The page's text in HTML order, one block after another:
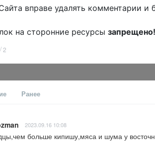
вправе удалять комментарии и
на сторонние ресурсы запрещено!
/2
Ранее
2023.09.16 10:08
больше кипишу,мяса и шума у